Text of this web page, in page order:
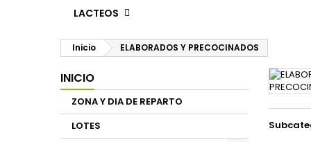
LACTEOS
Inicio ELABORADOS Y PRECOCINADOS
INICIO
ZONA Y DIA DE REPARTO
LOTES